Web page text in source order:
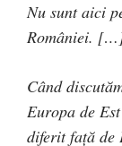
Nu sunt aici
României.
Când
Europa de
diferit față de